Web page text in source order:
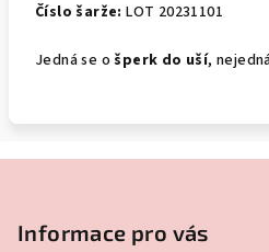
Číslo šarže:LOT 20231101
Jedná se ošperk do uší,
Informace pro vás